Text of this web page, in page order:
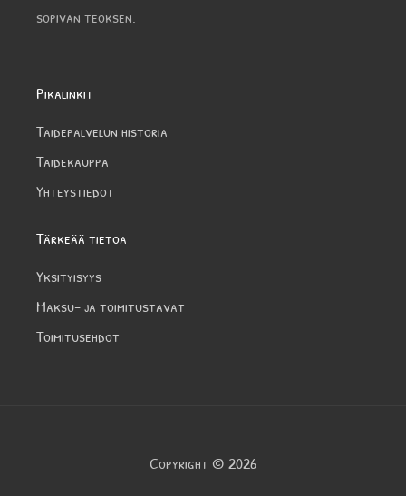
sopivan teoksen.
Pikalinkit
Taidepalvelun historia
Taidekauppa
Yhteystiedot
Tärkeää tietoa
Yksityisyys
Maksu- ja toimitustavat
Toimitusehdot
Copyright © 2026